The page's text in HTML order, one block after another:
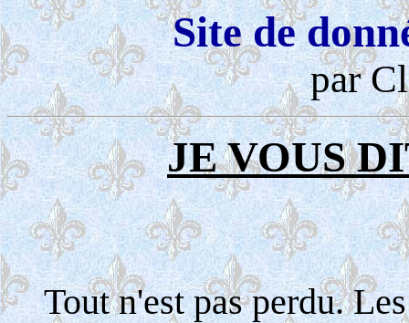
Site de
par
JE VOUS
Tout n'est pas perdu.